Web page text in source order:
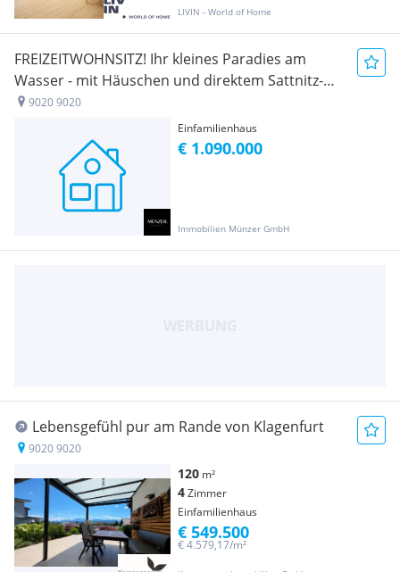
LIVIN - World of Home
FREIZEITWOHNSITZ! Ihr kleines Paradies am
Wasser - mit Häuschen und direktem Sattnitz-
Zugang
9020 9020
Einfamilienhaus
Immobilien Münzer GmbH
€ 1.090.000
Lebensgefühl pur am Rande von Klagenfurt
9020 9020
120 m²
4Zimmer
Einfamilienhaus
€ 4.579,17/m²
€ 549.500